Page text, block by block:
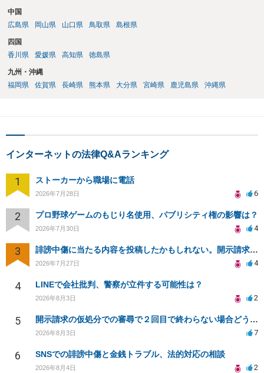
中国
広島県
岡山県 山口県 鳥取県 島根県
四国
香川県
愛媛県 高知県 徳島県
九州・沖縄
福岡県
佐賀県 長崎県 熊本県 大分県 宮崎県 鹿児島県 沖縄県
インターネットの法律Q&Aランキング
1 ストーカーから職場に電話
2026年7月28日 6
2 プロ野球ゲームのもじり名使用、パブリシティ権の影響は？
2026年7月30日 4
3 誹謗中傷に当たる内容を投稿したかもしれない。開示請求や民事刑事裁判に発展しうるのか教えて欲しい。
2026年7月27日 4
4 LINEで会社批判、警察が立件する可能性は？
2026年8月3日 2
5 開示請求の仮処分での審尋で２回目で終わらない場合どうしたらいいですか
2026年8月3日 7
6 SNSでの誹謗中傷と金銭トラブル、法的対応の相談
2026年8月4日 2